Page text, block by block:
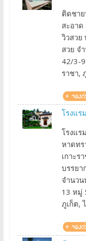
ติดชา
สะอาด
วิวสวย
สวย จ
42/3-9
ราชา,
โรงแร
โรงแร
หาดทร
เกาะร
บรรยา
จำนว
13 หมู่
ภูเก็ต,